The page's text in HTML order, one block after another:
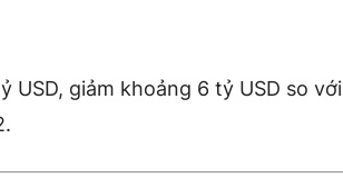
USD, giảm khoảng 6 tỷ USD so với